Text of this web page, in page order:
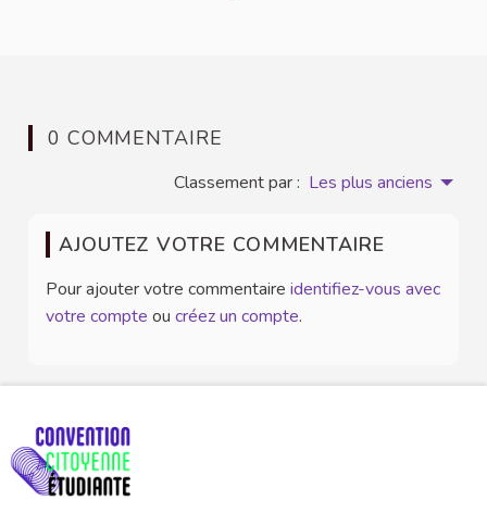
0 COMMENTAIRE
Classement par : Les plus anciens
AJOUTEZ VOTRE COMMENTAIRE
Pour ajouter votre commentaire identifiez-vous avec
votre compte ou créez un compte.